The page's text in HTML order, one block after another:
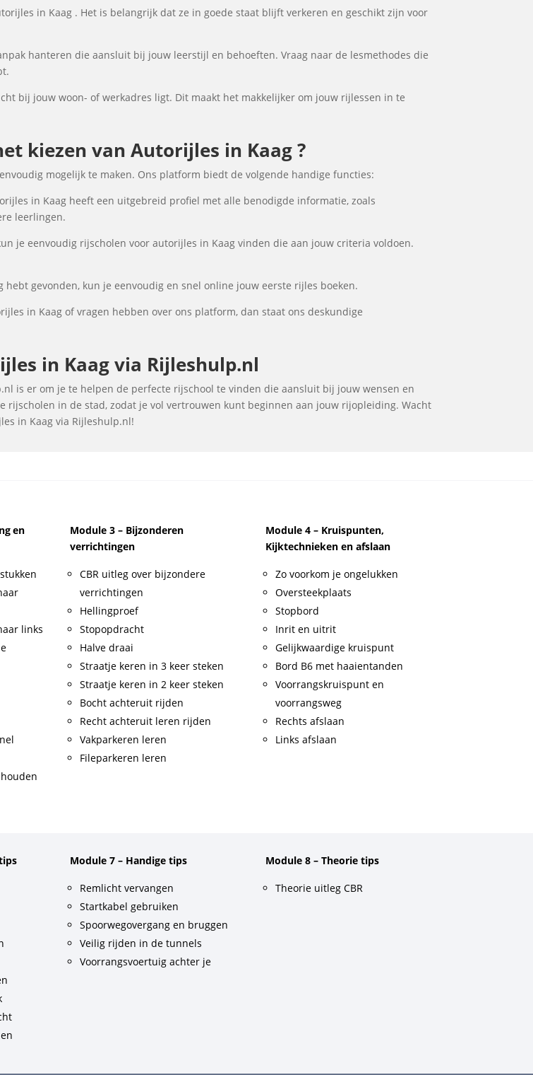
in Kaag . Het is belangrijk dat ze in goede staat blijft verkeren en geschikt zijn voor
hanteren die aansluit bij jouw leerstijl en behoeften. Vraag naar de lesmethodes die
bij jouw woon- of werkadres ligt. Dit maakt het makkelijker om jouw rijlessen in te
kiezen van Autorijles in Kaag ?
mogelijk te maken. Ons platform biedt de volgende handige functies:
in Kaag heeft een uitgebreid profiel met alle benodigde informatie, zoals
leerlingen.
je eenvoudig rijscholen voor autorijles in Kaag vinden die aan jouw criteria voldoen.
gevonden, kun je eenvoudig en snel online jouw eerste rijles boeken.
in Kaag of vragen hebben over ons platform, dan staat ons deskundige
in Kaag via Rijleshulp.nl
is er om je te helpen de perfecte rijschool te vinden die aansluit bij jouw wensen en
in de stad, zodat je vol vertrouwen kunt beginnen aan jouw rijopleiding. Wacht
in Kaag via Rijleshulp.nl!
en
links
Module 3 – Bijzonderen
verrichtingen
CBR uitleg over bijzondere
verrichtingen
Hellingproef
Stopopdracht
Halve draai
Straatje keren in 3 keer steken
Straatje keren in 2 keer steken
Bocht achteruit rijden
Recht achteruit leren rijden
Vakparkeren leren
Fileparkeren leren
Module 4 – Kruispunten,
Kijktechnieken en afslaan
Zo voorkom je ongelukken
Oversteekplaats
Stopbord
Inrit en uitrit
Gelijkwaardige kruispunt
Bord B6 met haaientanden
Voorrangskruispunt en
voorrangsweg
Rechts afslaan
Links afslaan
Module 7 – Handige tips
Remlicht vervangen
Startkabel gebruiken
Spoorwegovergang en bruggen
Veilig rijden in de tunnels
Voorrangsvoertuig achter je
Module 8 – Theorie tips
Theorie uitleg CBR